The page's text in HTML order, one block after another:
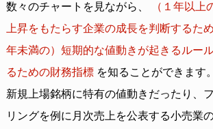
数々のチャートを見ながら、
（１年以上
上昇をもたらす企業の成長を判断するた
年未満の）短期的な値動きが起きるルー
るための財務指標 を知ることができます。
新規上場銘柄に特有の値動きだったり、
リングを例に月次売上を公表する小売業